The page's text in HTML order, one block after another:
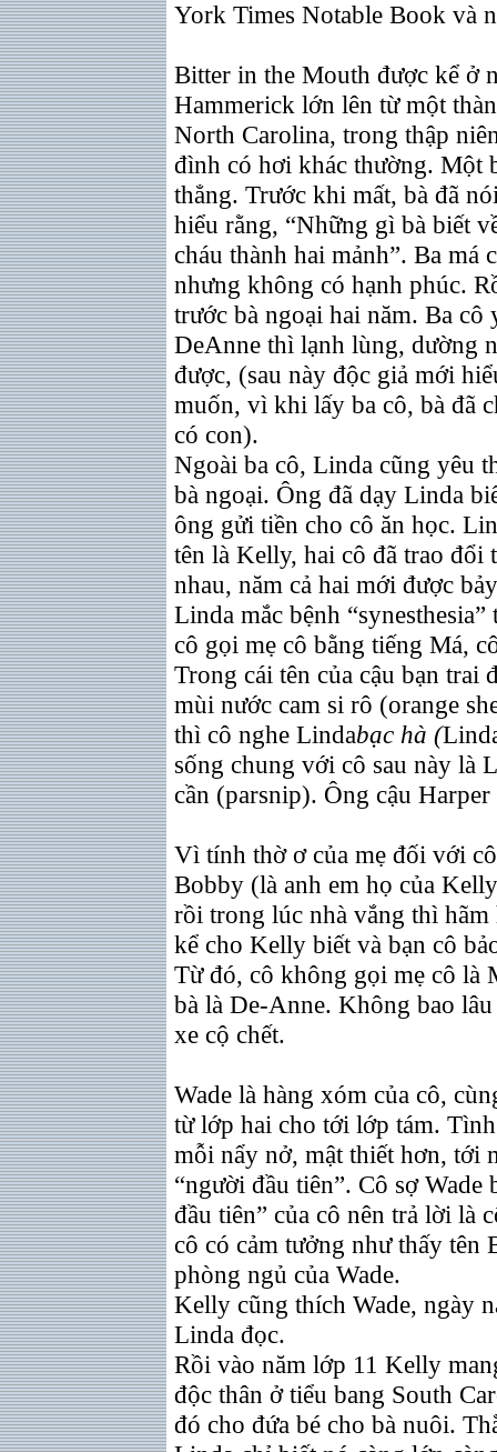
York Times Notable Book và
Bitter in the Mouth được kể ở
Hammerick lớn lên từ một
North Carolina, trong thập
đình có hơi khác thường. Một
thẳng. Trước khi mất, bà đã
hiểu rằng, “Những gì bà biết
cháu thành hai mảnh”. Ba má
nhưng không có hạnh phúc.
trước bà ngoại hai năm. Ba cô
DeAnne thì lạnh lùng, dường
được, (sau này độc giả mới
muốn, vì khi lấy ba cô, bà đã
có con).
Ngoài ba cô, Linda cũng yêu
bà ngoại. Ông đã dạy Linda
ông gửi tiền cho cô ăn học.
tên là Kelly, hai cô đã trao
nhau, năm cả hai mới được
Linda mắc bệnh
cô gọi mẹ cô bằng tiếng Má,
Trong cái tên của cậu bạn trai
mùi nước cam si rô (orange
thì cô nghe Lindabạc hà (
sống chung với cô sau này là
cần (parsnip). Ông cậu
Vì tính thờ ơ của mẹ đối với
Bobby (là anh em họ của
rồi trong lúc nhà vắng thì
kể cho Kelly biết và bạn cô
Từ đó, cô không gọi mẹ cô là
bà là De-Anne. Không bao
xe cộ chết.
Wade là hàng xóm của cô,
từ lớp hai cho tới lớp tám.
mỗi nẩy nở, mật thiết hơn, tới
“người đầu tiên”. Cô sợ
đầu tiên” của cô nên trả lời là
cô có cảm tưởng như thấy tên
phòng ngủ của Wade.
Kelly cũng thích Wade, ngày
Linda đọc.
Rồi vào năm lớp 11 Kelly
độc thân ở tiểu bang South
đó cho đứa bé cho bà nuôi.